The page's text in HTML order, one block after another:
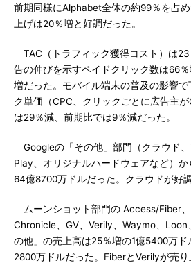
前期同様にAlphabet全体の約99％を占
上げは20％増と好調だった。
TAC（トラフィック獲得コスト）は
告の伸びを示すペイドクリック数は66
増だった。モバイル端末の普及の影響
ク単価（CPC、クリックごとに広告主が
は29％減、前期比では9％減だった。
Googleの「その他」部門（クラウド
Play、オリジナルハードウェアなど）
64億8700万ドルだった。クラウドが好調
ムーンショット部門の Access/Fiber、
Chronicle、GV、Verily、Waymo、Loon
の他」の売上高は25％増の1億5400万ド
2800万ドルだった。FiberとVerilyが売り